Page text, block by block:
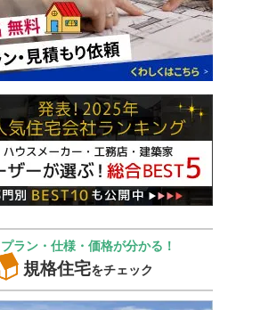
プラン・仕様・価格が分かる！
規格住宅をチェック